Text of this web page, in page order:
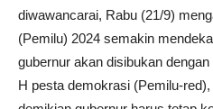
diwawancarai, Rabu (21/9)
(Pemilu) 2024 semakin
gubernur akan disibukan
H pesta demokrasi (Pemilu-